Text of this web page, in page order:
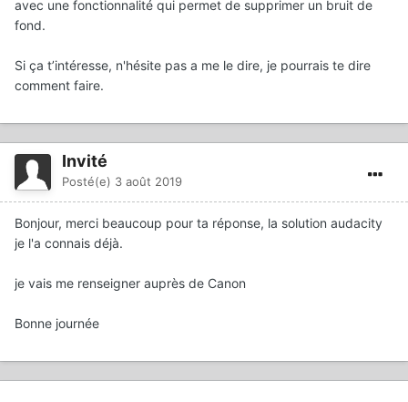
avec une fonctionnalité qui permet de supprimer un bruit de
fond.
Si ça t’intéresse, n'hésite pas a me le dire, je pourrais te dire
comment faire.
Invité
Posté(e) 3 août 2019
Bonjour, merci beaucoup pour ta réponse, la solution audacity
je l'a connais déjà.
je vais me renseigner auprès de Canon
Bonne journée